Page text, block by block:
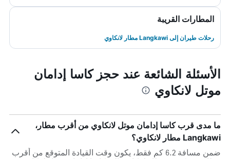
المطارات القريبة
رحلات طيران إلى Langkawi مطار لانكاوي
الأسئلة الشائعة عند حجز كاسا إدامان
موتل لانكاوي
ما مدى قرب كاسا إدامان موتل لانكاوي من أقرب مطار،
Langkawi مطار لانكاوي؟
ضمن مسافة 6.2 كم فقط، يكون وقت القيادة المتوقع من أقرب